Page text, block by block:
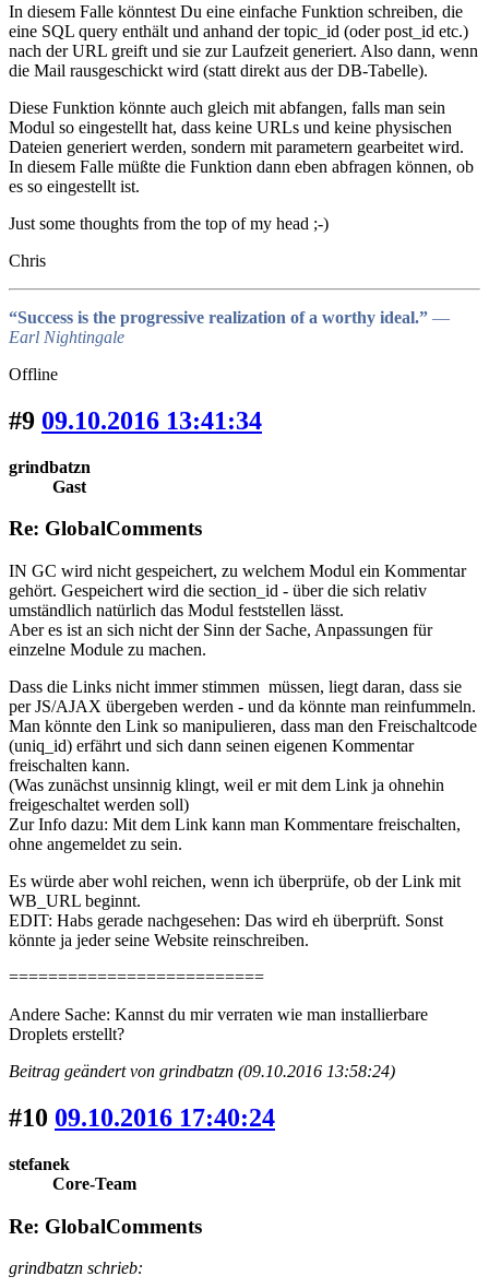
In diesem Falle könntest Du eine einfache Funktion schreiben, die
eine SQL query enthält und anhand der topic_id (oder post_id etc.)
nach der URL greift und sie zur Laufzeit generiert. Also dann, wenn
die Mail rausgeschickt wird (statt direkt aus der DB-Tabelle).
Diese Funktion könnte auch gleich mit abfangen, falls man sein
Modul so eingestellt hat, dass keine URLs und keine physischen
Dateien generiert werden, sondern mit parametern gearbeitet wird.
In diesem Falle müßte die Funktion dann eben abfragen können, ob
es so eingestellt ist.
Just some thoughts from the top of my head ;-)
Chris
“Success is the progressive realization of a worthy ideal.” ―
Earl Nightingale
Offline
#9 09.10.2016 13:41:34
grindbatzn
Gast
Re: GlobalComments
IN GC wird nicht gespeichert, zu welchem Modul ein Kommentar
gehört. Gespeichert wird die section_id - über die sich relativ
umständlich natürlich das Modul feststellen lässt.
Aber es ist an sich nicht der Sinn der Sache, Anpassungen für
einzelne Module zu machen.
Dass die Links nicht immer stimmen müssen, liegt daran, dass sie
per JS/AJAX übergeben werden - und da könnte man reinfummeln.
Man könnte den Link so manipulieren, dass man den Freischaltcode
(uniq_id) erfährt und sich dann seinen eigenen Kommentar
freischalten kann.
(Was zunächst unsinnig klingt, weil er mit dem Link ja ohnehin
freigeschaltet werden soll)
Zur Info dazu: Mit dem Link kann man Kommentare freischalten,
ohne angemeldet zu sein.
Es würde aber wohl reichen, wenn ich überprüfe, ob der Link mit
WB_URL beginnt.
EDIT: Habs gerade nachgesehen: Das wird eh überprüft. Sonst
könnte ja jeder seine Website reinschreiben.
==========================
Andere Sache: Kannst du mir verraten wie man installierbare
Droplets erstellt?
Beitrag geändert von grindbatzn (09.10.2016 13:58:24)
#10 09.10.2016 17:40:24
stefanek
Core-Team
Re: GlobalComments
grindbatzn schrieb: